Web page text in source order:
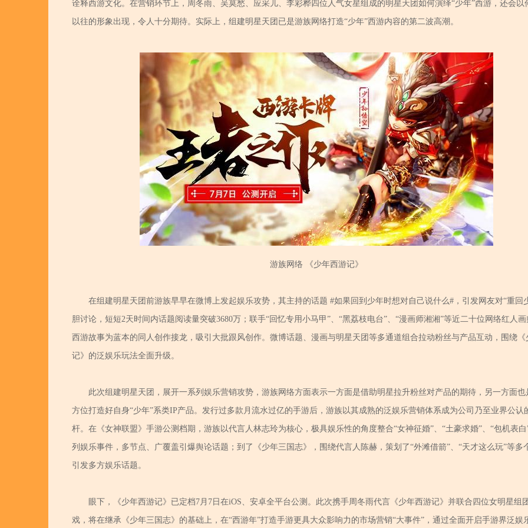
诠释西游文化。在营销环节上，周冬雨、吴莫愁、应采儿、李彩桦四位人气女星组成的明星天团如何演绎“少年”西游，还会以
以往的形象出现，令人十分期待。实际上，组建明星天团已是游族网络打造“少年”西游内容的第二波高潮。
游族网络 《少年西游记》
在组建明星天团前游族早早在微博上发起娱乐攻势，其主持的话题 #如果回到少年时想对自己说什么#，引发网友对“重回
胆讨论，短短2天时间内话题阅读量突破3680万；联手“回忆专用小马甲”、“黑荔枝电台”、“漫画师湘湘”等近二十位网络红人
西游故事为蓝本的同人创作接龙，吸引大批跟风创作。微博话题、漫画与明星天团等多通道组合拉动粉丝与产品互动，围绕《
记》的泛娱乐玩法全面升级。
此次组建明星天团，展开一系列娱乐营销攻势，游族网络方面表示一方面是借助明星拉升粉丝对产品的期待，另一方面也
方位打造好自身“少年”系类IP产品。发行过多款月流水过亿的手游后，游族以其成熟的泛娱乐营销体系成为公司乃至业界公认
杆。在《女神联盟》手游公测档期，游族以代言人林志玲为核心，极具娱乐性的角度整合“女神征婚”、“土豪求婚”、“包机表
列娱乐事件，多节点、广覆盖引爆舆论话题；到了《少年三国志》，围绕代言人陈赫，策划了“外滩借箭”、“天才这么玩”等多
引发多方娱乐话题。
眼下，《少年西游记》已定档7月7日在iOS、安卓全平台公测。此次携手周冬雨代言《少年西游记》并联合四位女明星组
戏，将在继承《少年三国志》的基础上，在“西游年”打造手游更具大众影响力的市场营销“大事件”，通过全面开启手游界泛娱